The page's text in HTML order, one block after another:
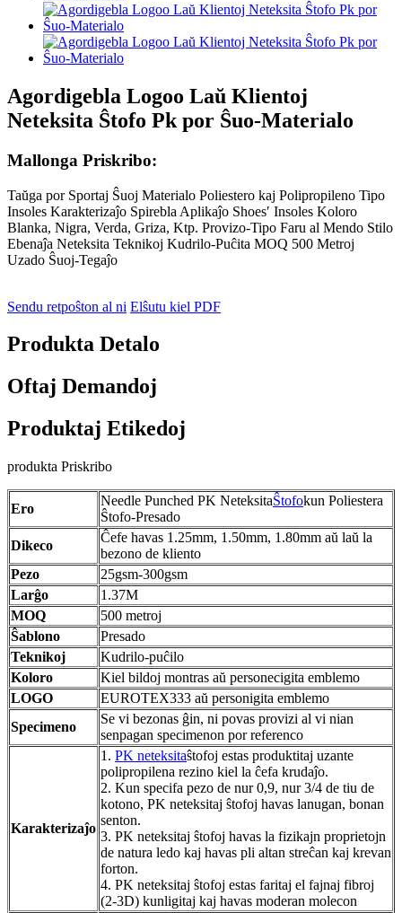
Agordigebla Logoo Laŭ Klientoj
Neteksita Ŝtofo Pk por Ŝuo-Materialo
Mallonga Priskribo:
Taŭga por Sportaj Ŝuoj Materialo Poliestero kaj Polipropileno Tipo
Insoles Karakterizaĵo Spirebla Aplikaĵo Shoes′ Insoles Koloro
Blanka, Nigra, Verda, Griza, Ktp. Provizo-Tipo Faru al Mendo Stilo
Ebenaĵa Neteksita Teknikoj Kudrilo-Puĉita MOQ 500 Metroj
Uzado Ŝuoj-Tegaĵo
Sendu retpoŝton al ni Elŝutu kiel PDF
Produkta Detalo
Oftaj Demandoj
Produktaj Etikedoj
produkta Priskribo
Ero
Needle Punched PK NeteksitaŜtofokun Poliestera
Ŝtofo-Presado
Dikeco
Ĉefe havas 1.25mm, 1.50mm, 1.80mm aŭ laŭ la
bezono de kliento
Pezo
25gsm-300gsm
Larĝo
1.37M
MOQ
500 metroj
Ŝablono
Presado
Teknikoj
Kudrilo-puĉilo
Koloro
Kiel bildoj montras aŭ personecigita emblemo
LOGO
EUROTEX333 aŭ personigita emblemo
Specimeno
Se vi bezonas ĝin, ni povas provizi al vi nian
senpagan specimenon por referenco
Karakterizaĵo
1. PK neteksitaŝtofoj estas produktitaj uzante
polipropilena rezino kiel la ĉefa krudaĵo.
2. Kun specifa pezo de nur 0,9, nur 3/4 de tiu de
kotono, PK neteksitaj ŝtofoj havas lanugan, bonan
senton.
3. PK neteksitaj ŝtofoj havas la fizikajn proprietojn
de natura ledo kaj havas pli altan streĉan kaj krevan
forton.
4. PK neteksitaj ŝtofoj estas faritaj el fajnaj fibroj
(2-3D) kunligitaj kaj havas moderan molecon